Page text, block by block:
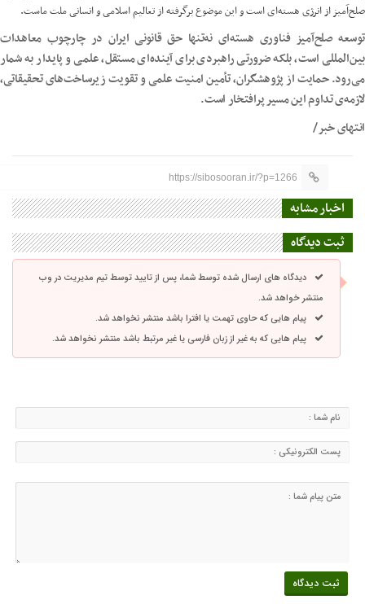
صلح‌آمیز از انرژی هسته‌ای است و این موضوع برگرفته از تعالیم اسلامی و انسانی ملت ماست.
توسعه صلح‌آمیز فناوری هسته‌ای نه‌تنها حق قانونی ایران در چارچوب معاهدات
بین‌المللی است، بلکه ضرورتی راهبردی برای آینده‌ای مستقل، علمی و پایدار به شمار
می‌رود. حمایت از پژوهشگران، تأمین امنیت علمی و تقویت زیرساخت‌های تحقیقاتی،
لازمه‌ی تداوم این مسیر پرافتخار است.
انتهای خبر/
https://sibosooran.ir/?p=1266
اخبار مشابه
ثبت دیدگاه
دیدگاه های ارسال شده توسط شما، پس از تایید توسط تیم مدیریت در وب
منتشر خواهد شد.
پیام هایی که حاوی تهمت یا افترا باشد منتشر نخواهد شد.
پیام هایی که به غیر از زبان فارسی یا غیر مرتبط باشد منتشر نخواهد شد.